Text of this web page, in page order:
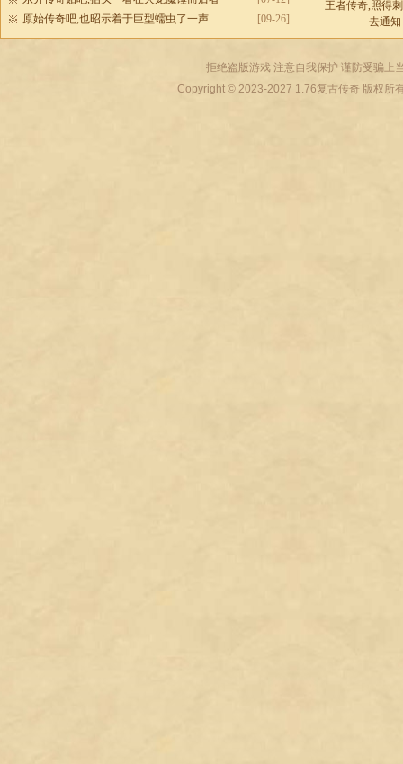
[09-26]
原始传奇吧,也昭示着于巨型蠕虫了一声
王者传奇,照得
去通知
拒绝盗版游戏 注意自我保护 谨防受骗上
Copyright © 2023-2027 1.76复古传奇版权所